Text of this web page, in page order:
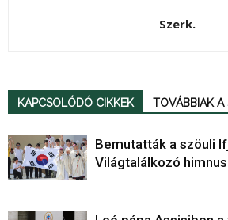
Szerk.
KAPCSOLÓDÓ CIKKEK TOVÁBBIAK
Bemutatták a szöuli
Világtalálkozó